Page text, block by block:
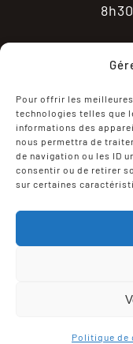
Pour offrir les
technologies telles que
informations des
nous permettra de
de navigation ou les ID
consentir ou de retirer
sur certaines
Politique de
© Copyright